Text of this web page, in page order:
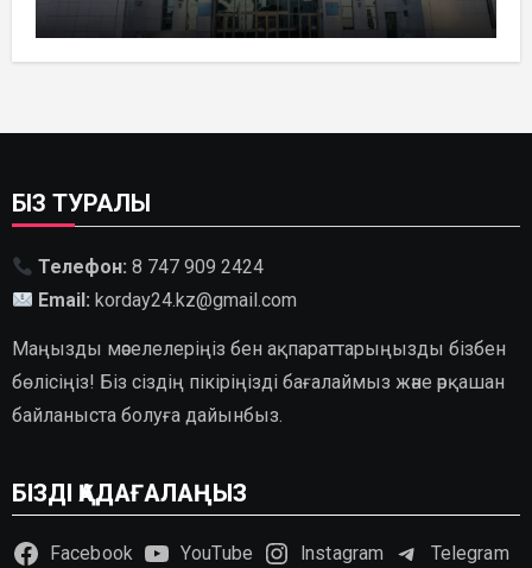
ҚАЗАҚСТАНДА
ГИДРОЭНЕРГЕТИКАНЫ ДАМЫТУДЫҢ
БІЗ ТУРАЛЫ
Телефон: 8 747 909 2424
Email: korday24.kz@gmail.com
Маңызды мәселелеріңіз бен ақпараттарыңызды бізбен
бөлісіңіз! Біз сіздің пікіріңізді бағалаймыз және әрқашан
байланыста болуға дайынбыз.
БІЗДІ ҚАДАҒАЛАҢЫЗ
Facebook YouTube Instagram
Telegram